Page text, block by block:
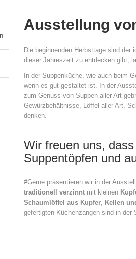
Ausstellung
Die beginnenden Herbsttage sind
dieser Jahreszeit zu entdecken gibt,
In der Suppenküche, wie auch beim
wenn es gut gestaltet ist. In der
zum Genuss von Suppen aller Art
Gewürzbehältnisse, Löffel aller Art,
denken.
Wir freuen uns,
Suppentöpfen und
#Gerne präsentieren wir in der
traditionell verzinnt mit kleinen
Schaumlöffel aus Kupfer Kellen
gefertigten Küchenzangen sind in der